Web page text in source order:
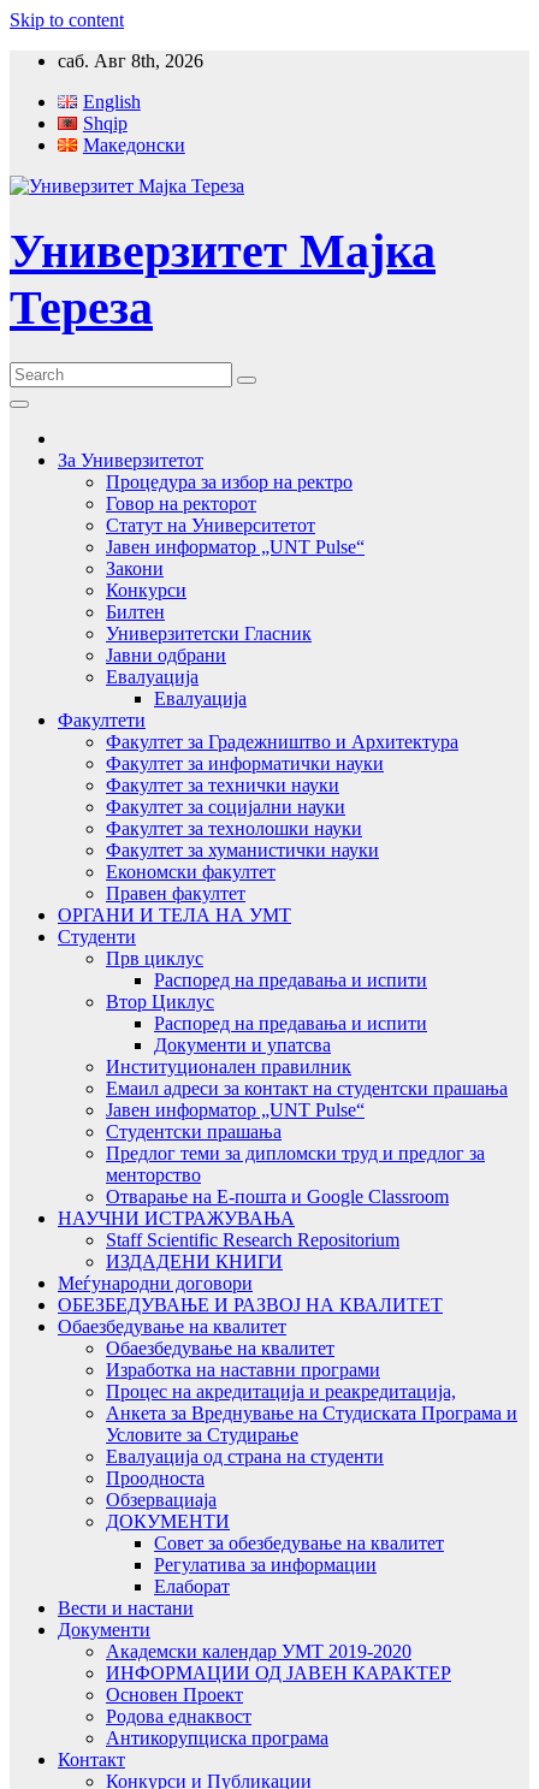
Skip to content
саб. Авг 8th, 2026
English
Shqip
Македонски
Универзитет Мајка
Тереза
За Универзитетот
Процедура за избор на ректро
Говор на ректорот
Статут на Университетот
Јавен информатор „UNT Pulse“
Закони
Конкурси
Билтен
Универзитетски Гласник
Јавни одбрани
Евалуација
Евалуација
Факултети
Факултет за Градежништво и Архитектура
Факултет за информатички науки
Факултет за технички науки
Факултет за социјални науки
Факултет за технолошки науки
Факултет за хуманистички науки
Економски факултет
Правен факултет
ОРГАНИ И ТЕЛА НА УМТ
Студенти
Прв циклус
Распоред на предавањa и испити
Втор Циклус
Распоред на предавањa и испити
Документи и упатсва
Институционален правилник
Емаил адреси за контакт на студентски прашања
Јавен информатор „UNT Pulse“
Студентски прашања
Предлог теми за дипломски труд и предлог за
менторство
Отварање на Е-пошта и Google Classroom
НАУЧНИ ИСТРАЖУВАЊА
Staff Scientific Research Repositorium
ИЗДАДЕНИ КНИГИ
Меѓународни договори
ОБЕЗБЕДУВАЊЕ И РАЗВОЈ НА КВАЛИТЕТ
Обаезбедување на квалитет
Обаезбедување на квалитет
Изработка на наставни програми
Процес на акредитација и реакредитација,
Анкета за Вреднување на Студиската Програма и
Условите за Студирање
Евалуација од страна на студенти
Проодноста
Обзервациаја
ДОКУМЕНТИ
Совет за обезбедување на квалитет
Регулатива за информации
Елаборат
Вести и настани
Документи
Академски календар УМТ 2019-2020
ИНФОРМАЦИИ ОД ЈАВЕН КАРАКТЕР
Основен Проект
Родова еднаквост
Антикорупциска програма
Контакт
Конкурси и Публикации